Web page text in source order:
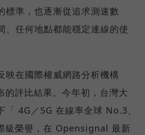
標準，也逐漸從追求測速數
、任何地點都能穩定連線的使
映在國際權威網路分析機構
評比結果。今年初，台灣大
「 4G／5G 在線率全球 No.3、
級榮譽，在 Opensignal 最新